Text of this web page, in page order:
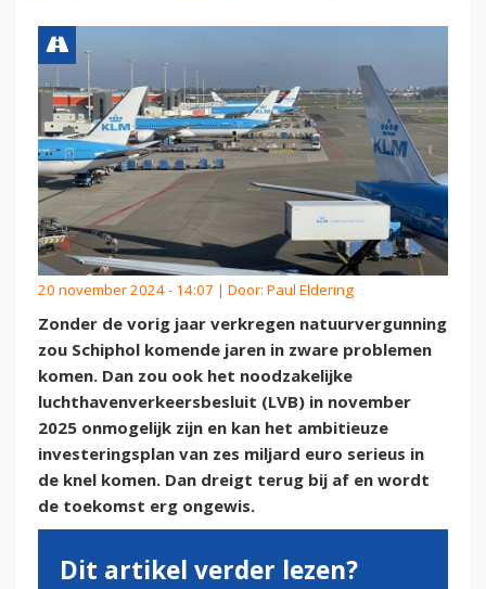
20 november 2024 - 14:07 | Door: Paul Eldering
Zonder de vorig jaar verkregen natuurvergunning
zou Schiphol komende jaren in zware problemen
komen. Dan zou ook het noodzakelijke
luchthavenverkeersbesluit (LVB) in november
2025 onmogelijk zijn en kan het ambitieuze
investeringsplan van zes miljard euro serieus in
de knel komen. Dan dreigt terug bij af en wordt
de toekomst erg ongewis.
Dit artikel verder lezen?